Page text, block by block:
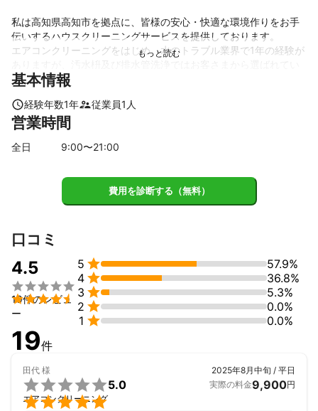
私は高知県高知市を拠点に、皆様の安心・快適な環境作りをお手
伝いするハウスクリーニングサービスを提供しております。
エアコンクリーニングをはじめ、水のトラブル業界で1年の経験が
ます。実績はグリストラップ清掃や汚水枡及び排水管の洗浄で
に日々研鑽に励んでおります。私一人の小さな会社ですが、お客
さま一人一人に寄り添い、満足いただけるサービスを提供するこ
これまでの実績
水枡及び排水管洗浄の実績があります。
アピールポイント
基本情報
経験年数1年 従業員1 人
営業時間
全日 9:00〜21:00
費用を診断する（無料）
口コミ
4.5


19件のレビュ
ー
5 
57.9%
4 
36.8%
3 
5.3%
2 
0.0%
1  0.0%
19件
田代 様


5.0
エアコンクリーニング
2025年8月中旬 / 平日
実際の料金9,900円